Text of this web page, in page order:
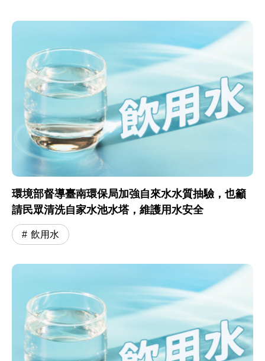
環境部督導臺南環保局加強自來水水質抽驗，也籲
請民眾清洗自家水池水塔，維護用水安全
飲用水